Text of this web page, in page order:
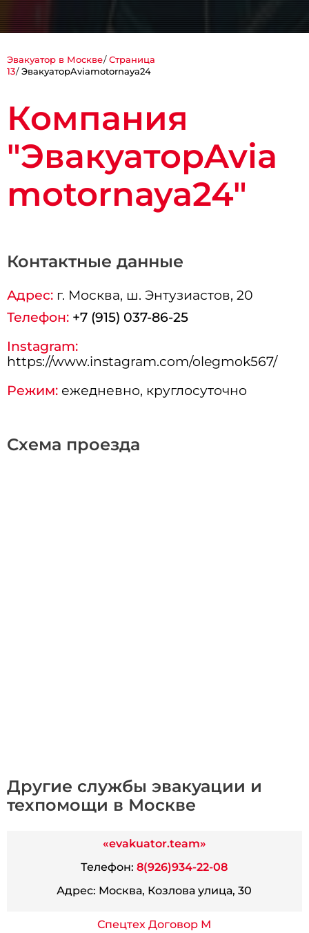
Эвакуатор в Москве
Страница
13
ЭвакуаторAviamotornaya24
Компания
"ЭвакуаторAvia
motornaya24"
Схема проезда
Контактные данные
Адрес: г. Москва, ш. Энтузиастов, 20
Телефон: +7 (915) 037-86-25
Instagram:
https://www.instagram.com/olegmok567/
Режим: ежедневно, круглосуточно
Другие службы эвакуации и
техпомощи в Москве
«evakuator.team»
Телефон: 8(926)934-22-08
Адрес: Москва, Козлова улица, 30
Спецтех Договор М